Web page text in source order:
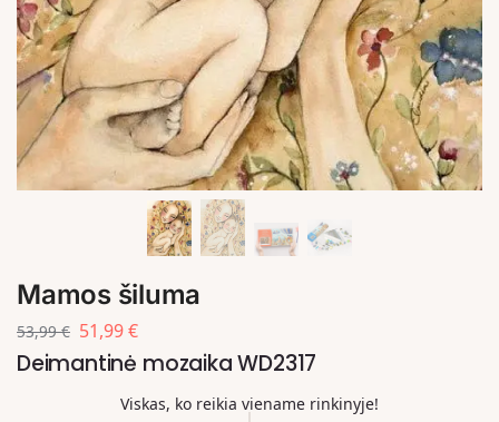
Mamos šiluma
53,99€ 51,99€
Deimantinė mozaika WD2317
Viskas, ko reikia viename rinkinyje!